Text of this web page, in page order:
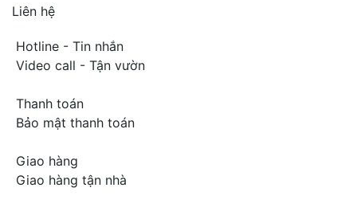
Liên hệ
Hotline - Tin nhắn
Video call - Tận vườn
Thanh toán
Bảo mật thanh toán
Giao hàng
Giao hàng tận nhà